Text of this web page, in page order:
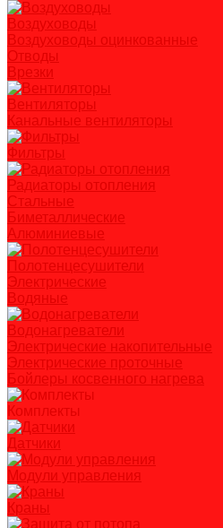
Воздуховоды
Воздуховоды оцинкованные
Отводы
Врезки
Вентиляторы
Канальные вентиляторы
Фильтры
Радиаторы отопления
Стальные
Биметаллические
Алюминиевые
Полотенцесушители
Электрические
Водяные
Водонагреватели
Электрические накопительные
Электрические проточные
Бойлеры косвенного нагрева
Комплекты
Датчики
Модули управления
Краны